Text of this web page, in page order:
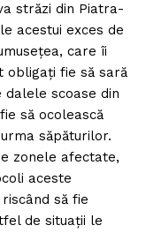
străzi din Piatra-
acestui exces de
care îi
obligaţi fie să sară
scoase din
să ocolească
săpăturilor.
zonele afectate,
aceste
să fie
de situaţii le